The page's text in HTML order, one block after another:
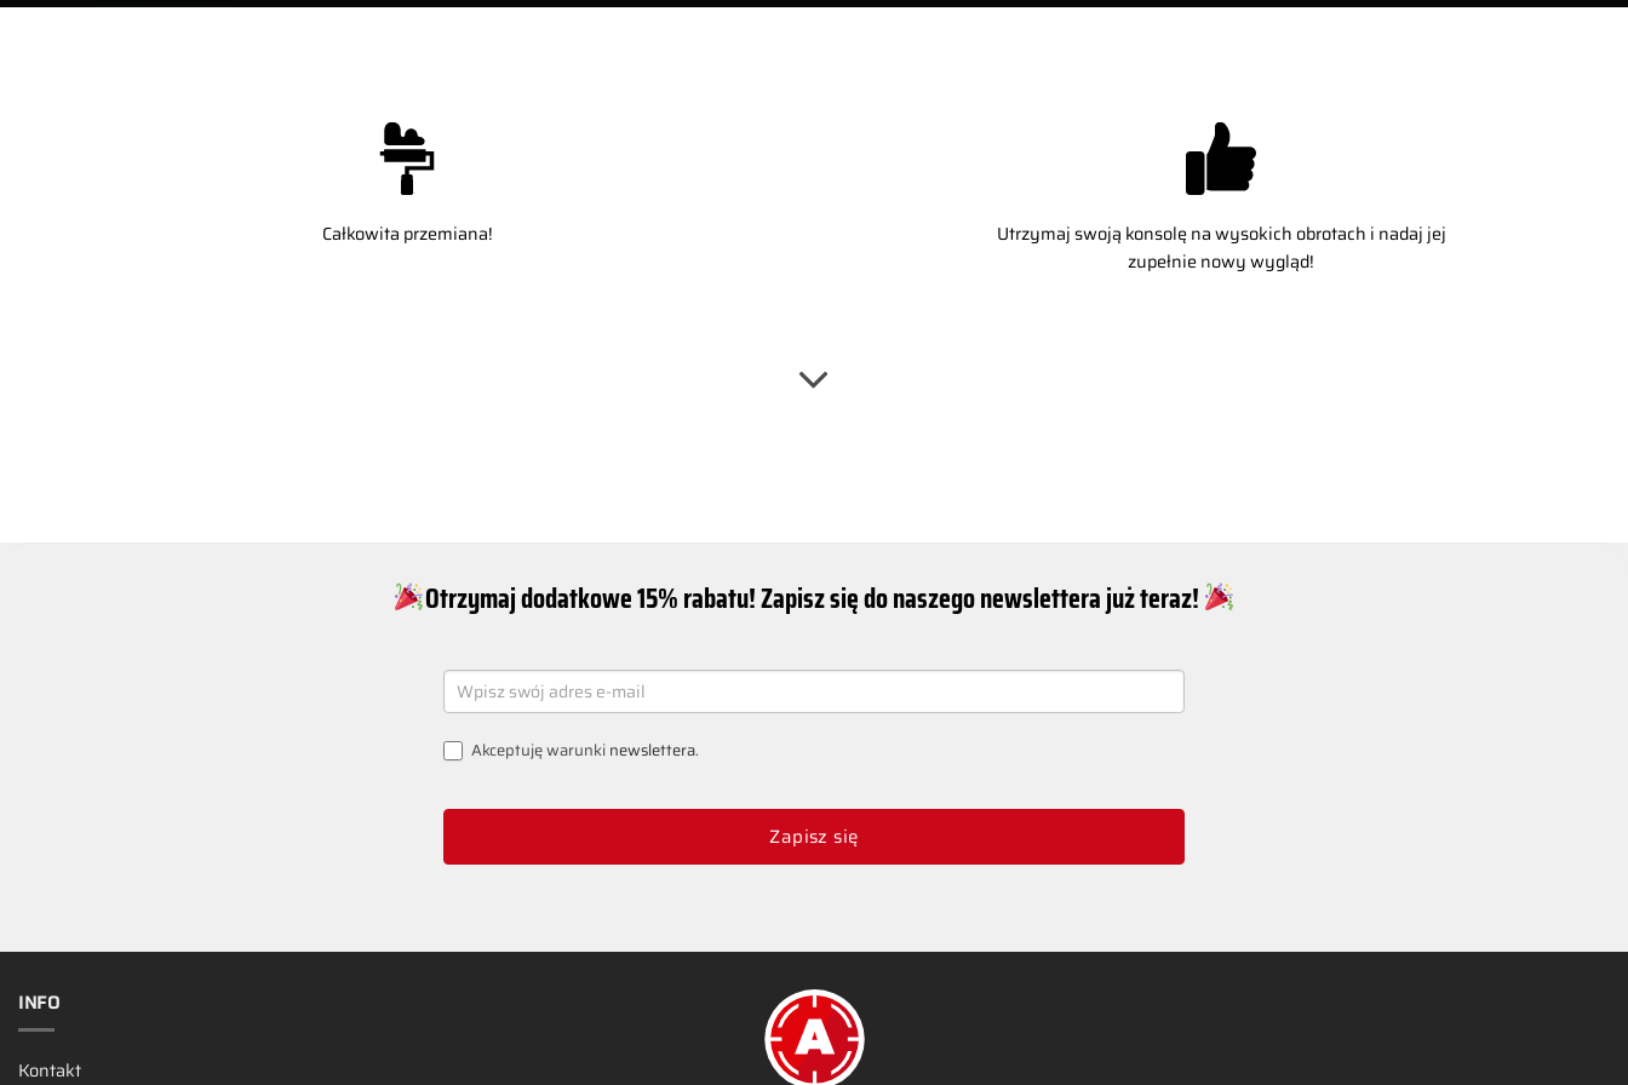
Całkowita przemiana!
Utrzymaj swoją konsolę na wysokich obrotach i nadaj jej
zupełnie nowy wygląd!
Otrzymaj dodatkowe 15% rabatu! Zapisz się do naszego newslettera już teraz!
NEWSLETTER
SIGNUP
Akceptuję warunkinewslettera.
Zapisz się
INFO
Kontakt